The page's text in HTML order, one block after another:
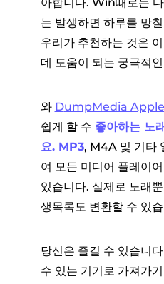
는 발생하면 하루를 망
우리가 추천하는 것은
데 도움이 되는 궁극적
와 DumpMedia Apple
쉽게 할 수 좋아하는 노
요. MP3, M4A 및 기타
여 모든 미디어 플레이
있습니다. 실제로 노래
생목록도 변환할 수 있
당신은 즐길 수 있습니
수 있는 기기로 가져가